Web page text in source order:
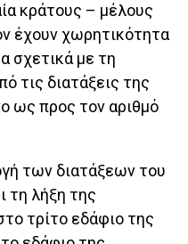
κράτους – μέλους
έχουν χωρητικότητα
σχετικά με τη
τις διατάξεις της
ως προς τον αριθμό
των διατάξεων του
τη λήξη της
τρίτο εδάφιο της